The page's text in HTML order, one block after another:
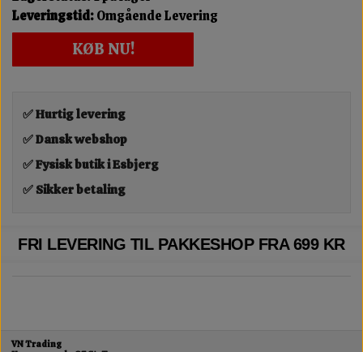
Leveringstid:Omgående Levering
KØB NU!
✅ Hurtig levering
✅ Dansk webshop
✅ Fysisk butik i Esbjerg
✅ Sikker betaling
FRI LEVERING TIL PAKKESHOP FRA 699 KR
VN Trading